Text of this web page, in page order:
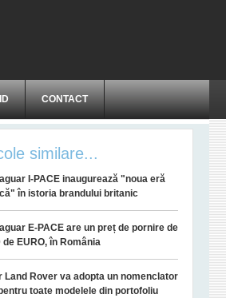
CONTACT
similare...
I-PACE inaugurează "noua eră
în istoria brandului britanic
E-PACE are un preț de pornire de
de EURO, în România
Land Rover va adopta un nomenclator
toate modelele din portofoliu